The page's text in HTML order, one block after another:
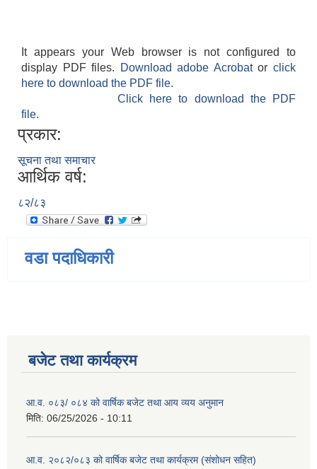
It appears your Web browser is not configured to
display PDF files.
Download adobe Acrobatorclick
here to download the PDF file.
Click here to download the PDF
file.
प्रकार:
सूचना तथा समाचार
आर्थिक वर्ष:
८२/८३
वडा पदाधिकारी
बजेट तथा कार्यक्रम
आ.व. ०८३/ ०८४ को वार्षिक बजेट तथा आय व्यय अनुमान
मिति: 06/25/2026 - 10:11
आ.व. २०८२/०८३ को वार्षिक बजेट तथा कार्यक्रम (संशोधन सहित)